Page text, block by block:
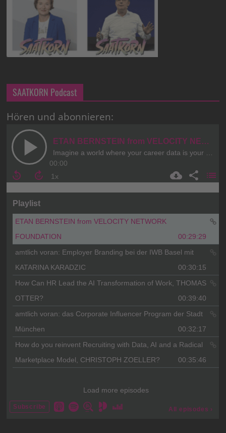
SAATKORN Podcast
Hören und abonnieren: